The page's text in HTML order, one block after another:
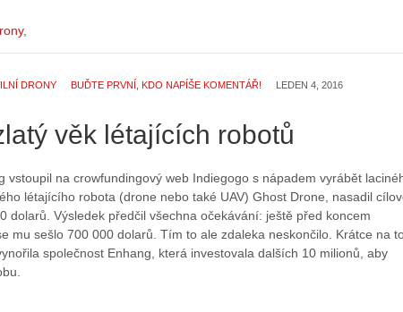
DRONY BUĎTE PRVNÍ, KDO NAPÍŠE KOMENTÁŘ! LEDEN 4, 2016
věk létajících robotů
vstoupil na crowfundingový web Indiegogo s nápadem vyrábět
létajícího robota (drone nebo také UAV) Ghost Drone, nasadil
dolarů. Výsledek předčil všechna očekávání: ještě před koncem
mu sešlo 700 000 dolarů. Tím to ale zdaleka neskončilo. Krátce na
společnost Enhang, která investovala dalších 10 milionů, aby